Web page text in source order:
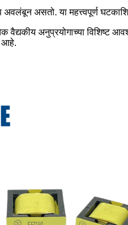
अवलंबून असतो. या महत्त्वपूर्ण
वैद्यकीय अनुप्रयोगाच्या विशिष्ट
आहे.